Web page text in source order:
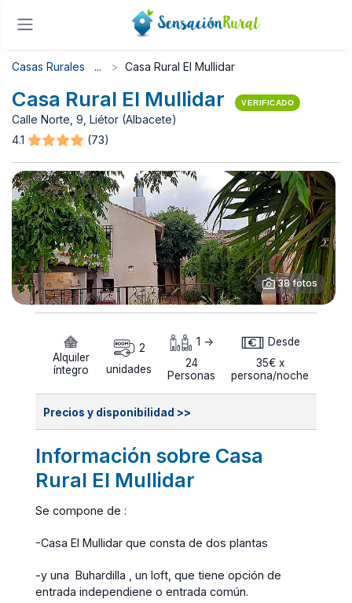
Casas Rurales Casa Rural El Mullidar
Casa Rural El Mullidar VERIFICADO
Calle Norte, 9, Liétor (Albacete)
4.1
(73)
38 fotos
Alquiler
íntegro
2
unidades
1 ->
24
Personas
Desde
35€ x
persona/noche
Precios y disponibilidad >>
Información sobre Casa
Rural El Mullidar
Se compone de :
-Casa El Mullidar que consta de dos plantas
-y una Buhardilla , un loft, que tiene opción de
entrada independiene o entrada común.